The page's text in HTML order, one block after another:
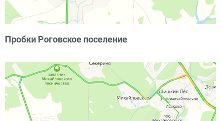
Пробки Роговское поселение